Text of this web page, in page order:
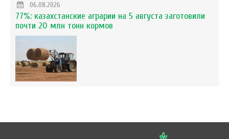
06.08.2026
77%: казахстанские аграрии на 5 августа заготовили
почти 20 млн тонн кормов